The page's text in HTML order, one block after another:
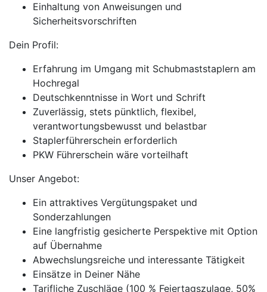
Einhaltung von Anweisungen und
Sicherheitsvorschriften
Dein Profil:
Erfahrung im Umgang mit Schubmaststaplern am
Hochregal
Deutschkenntnisse in Wort und Schrift
Zuverlässig, stets pünktlich, flexibel,
verantwortungsbewusst und belastbar
Staplerführerschein erforderlich
PKW Führerschein wäre vorteilhaft
Unser Angebot:
Ein attraktives Vergütungspaket und
Sonderzahlungen
Eine langfristig gesicherte Perspektive mit Option
auf Übernahme
Abwechslungsreiche und interessante Tätigkeit
Einsätze in Deiner Nähe
Tarifliche Zuschläge (100 % Feiertagszulage, 50%